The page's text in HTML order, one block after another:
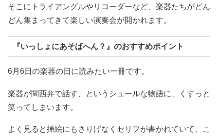
そこにトライアングルやリコーダーなど、楽器たちがどん
どん集まってきて楽しい演奏会が開かれます。
『いっしょにあそばへん？』のおすすめポイント
6月6日の楽器の日に読みたい一冊です。
楽器が関西弁で話す、というシュールな物語に、くすっと
笑ってしまいます。
よく見ると挿絵にもさりげなくセリフが書かれていて、こ